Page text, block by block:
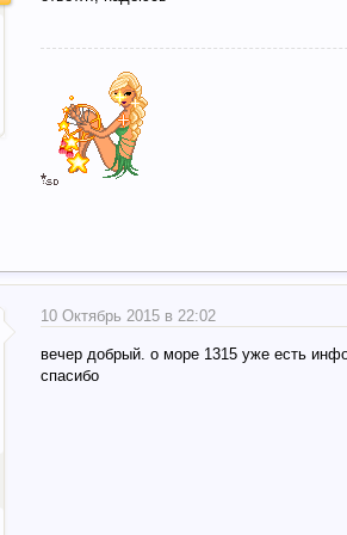
10 Октябрь 2015 в 22:02
вечер добрый. о море 1315 уже есть
спасибо